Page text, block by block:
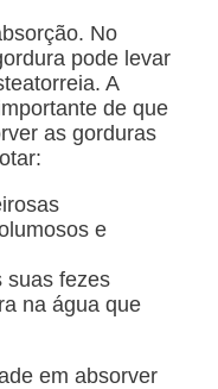
No
pode levar
A
de que
as gorduras
e
suas fezes
na água que
em absorver